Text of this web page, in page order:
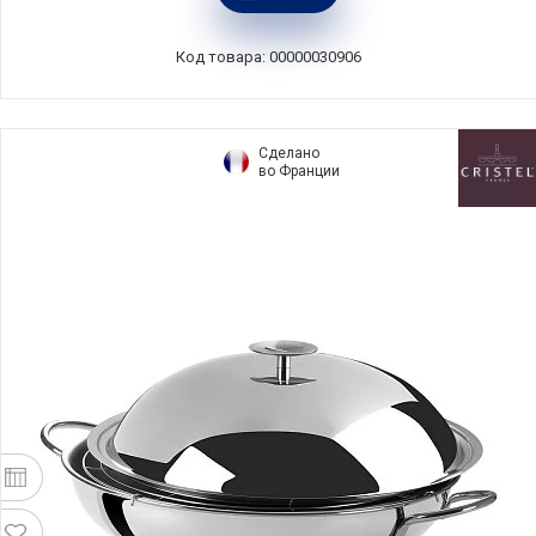
81901100101830
Код товара: 00000030906
Сделано
во Франции